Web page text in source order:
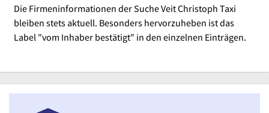
Die Firmeninformationen der Suche Veit Christoph Taxi
bleiben stets aktuell. Besonders hervorzuheben ist das
Label "vom Inhaber bestätigt" in den einzelnen Einträgen.